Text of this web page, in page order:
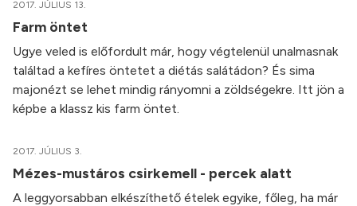
2017. JÚLIUS 13.
Farm öntet
Ugye veled is előfordult már, hogy végtelenül unalmasnak
találtad a kefíres öntetet a diétás salátádon? És sima
majonézt se lehet mindig rányomni a zöldségekre. Itt jön a
képbe a klassz kis farm öntet.
2017. JÚLIUS 3.
Mézes-mustáros csirkemell - percek alatt
A leggyorsabban elkészíthető ételek egyike, főleg, ha már